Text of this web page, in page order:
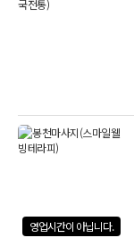
영업시간이 아닙니다.